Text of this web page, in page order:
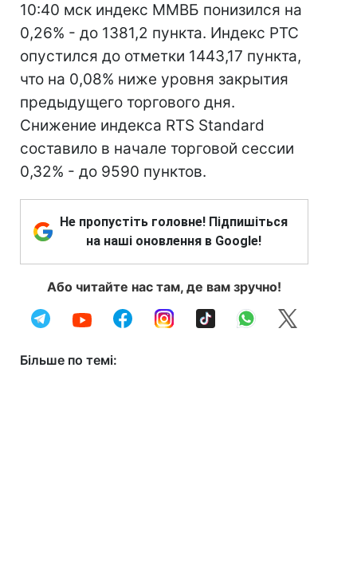
10:40 мск индекс ММВБ понизился на
0,26% - до 1381,2 пункта. Индекс РТС
опустился до отметки 1443,17 пункта,
что на 0,08% ниже уровня закрытия
предыдущего торгового дня.
Снижение индекса RTS Standard
составило в начале торговой сессии
0,32% - до 9590 пунктов.
Не пропустіть головне! Підпишіться
на наші оновлення в Google!
Або читайте нас там, де вам зручно!
Більше по темі: